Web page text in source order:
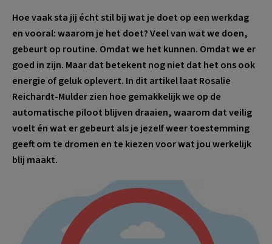
Hoe vaak sta jij écht stil bij wat je doet op een werkdag
en vooral: waarom je het doet? Veel van wat we doen,
gebeurt op routine. Omdat we het kunnen. Omdat we er
goed in zijn. Maar dat betekent nog niet dat het ons ook
energie of geluk oplevert. In dit artikel laat Rosalie
Reichardt-Mulder zien hoe gemakkelijk we op de
automatische piloot blijven draaien, waarom dat veilig
voelt én wat er gebeurt als je jezelf weer toestemming
geeft om te dromen en te kiezen voor wat jou werkelijk
blij maakt.